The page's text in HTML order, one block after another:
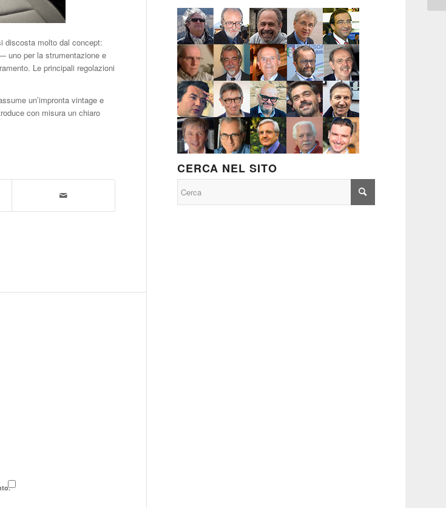
discosta molto dal concept:
uno per la strumentazione e
Le principali regolazioni
un’impronta vintage e
con misura un chiaro
CERCA NEL SITO